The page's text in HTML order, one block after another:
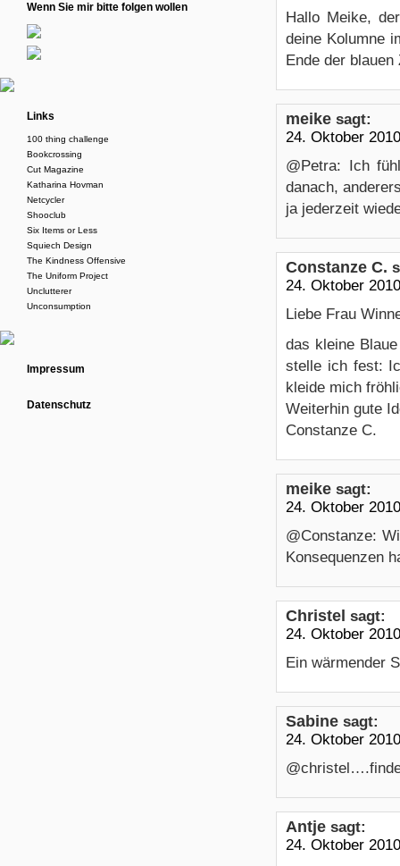
Hallo Meike,
deine Kolumne
Ende der
meike sagt:
24. Oktober
@Petra: Ich
danach,
ja jederzeit
Constanze C.
24. Oktober
Liebe Frau
das kleine
stelle ich fest:
kleide mich
Weiterhin gute
Constanze C.
meike sagt:
24. Oktober
@Constanze:
Konsequenzen
Christel sagt:
24. Oktober
Ein wärmender
Sabine sagt:
24. Oktober
Antje sagt:
24. Oktober
Wenn Sie mir bitte folgen wollen
Links
100 thing challenge
Bookcrossing
Cut Magazine
Katharina Hovman
Netcycler
Shooclub
Six Items or Less
Squiech Design
The Kindness Offensive
The Uniform Project
Unclutterer
Unconsumption
Impressum
Datenschutz